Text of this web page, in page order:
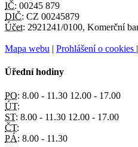
IČ: 00245 879
DIČ: CZ 00245879
Účet: 2921241/0100, Komerční
Mapa webu | Prohlášení o cookies |
Úřední hodiny
PO: 8.00 - 11.30 12.00 - 17.00
ÚT:
ST: 8.00 - 11.30 12.00 - 17.00
ČT:
PÁ: 8.00 - 11.30